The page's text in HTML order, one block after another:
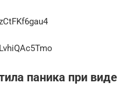
паника при виде